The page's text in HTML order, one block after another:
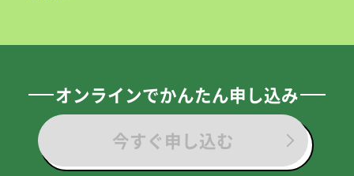
オンラインでかんたん申し込み
今すぐ申し込む